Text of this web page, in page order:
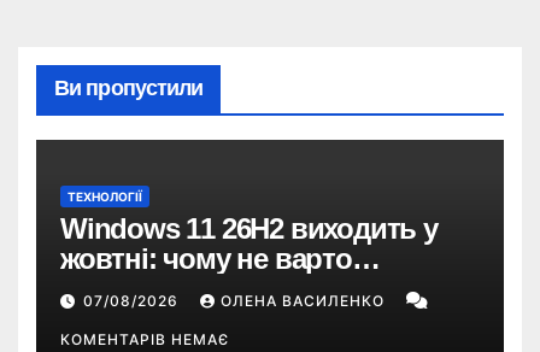
Ви пропустили
ТЕХНОЛОГІЇ
Windows 11 26H2 виходить у
жовтні: чому не варто
пропускати це оновлення
07/08/2026 ОЛЕНА ВАСИЛЕНКО
КОМЕНТАРІВ НЕМАЄ